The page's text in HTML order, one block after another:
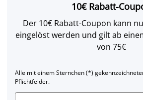
10€ Rabatt-
Der 10€ Rabatt-Coupon kann
eingelöst werden und gilt ab
von 75€
Alle mit einem Sternchen (*)
Pflichtfelder.